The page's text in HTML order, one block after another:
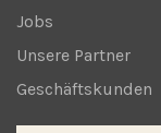
Jobs
Unsere Partner
Geschäftskunden